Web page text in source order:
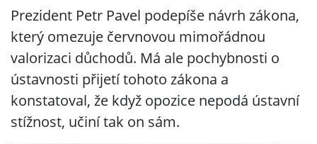
Prezident Petr Pavel podepíše návrh zákona,
který omezuje červnovou mimořádnou
valorizaci důchodů. Má ale pochybnosti o
ústavnosti přijetí tohoto zákona a
konstatoval, že když opozice nepodá ústavní
stížnost, učiní tak on sám.